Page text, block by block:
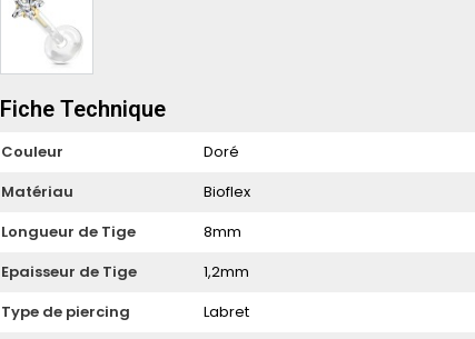
Fiche Technique
Couleur
Doré
Matériau
Bioflex
Longueur de Tige
8mm
Epaisseur de Tige
1,2mm
Type de piercing
Labret